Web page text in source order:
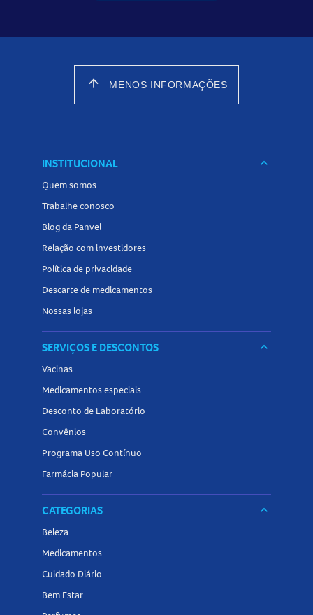
arrow_upward MENOS INFORMAÇÕES
INSTITUCIONAL keyboard_arrow_down
Quem somos
Trabalhe conosco
Blog da Panvel
Relação com investidores
Política de privacidade
Descarte de medicamentos
Nossas lojas
SERVIÇOS E DESCONTOS keyboard_arrow_down
Vacinas
Medicamentos especiais
Desconto de Laboratório
Convênios
Programa Uso Contínuo
Farmácia Popular
CATEGORIAS keyboard_arrow_down
Beleza
Medicamentos
Cuidado Diário
Bem Estar